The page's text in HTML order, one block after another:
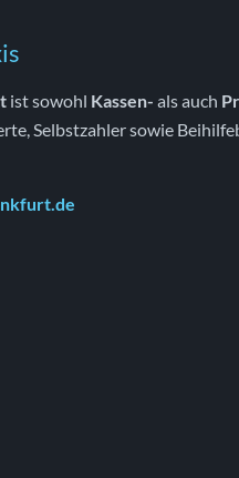
ist sowohl Kassen- als auch
Selbstzahler sowie